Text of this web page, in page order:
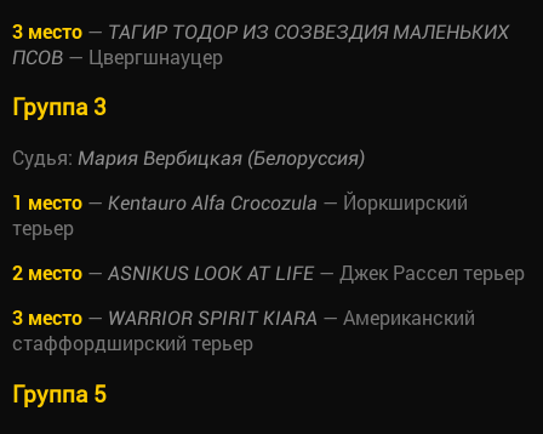
3 место — ТАГИР ТОДОР ИЗ СОЗВЕЗДИЯ МАЛЕНЬКИХ
ПСОВ — Цвергшнауцер
Группа 3
Судья: Мария Вербицкая (Белоруссия)
1 место — Kentauro Alfa Crocozula — Йоркширский
терьер
2 место — ASNIKUS LOOK AT LIFE — Джек Рассел терьер
3 место — WARRIOR SPIRIT KIARA — Американский
стаффордширский терьер
Группа 5